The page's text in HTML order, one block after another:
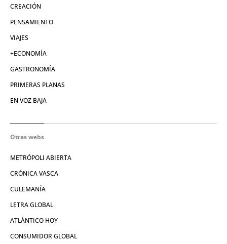
CREACIÓN
PENSAMIENTO
VIAJES
+ECONOMÍA
GASTRONOMÍA
PRIMERAS PLANAS
EN VOZ BAJA
Otras webs
METRÓPOLI ABIERTA
CRÓNICA VASCA
CULEMANÍA
LETRA GLOBAL
ATLÁNTICO HOY
CONSUMIDOR GLOBAL